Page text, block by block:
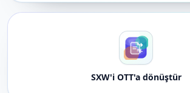
SXW'i OTT'a dönüştür